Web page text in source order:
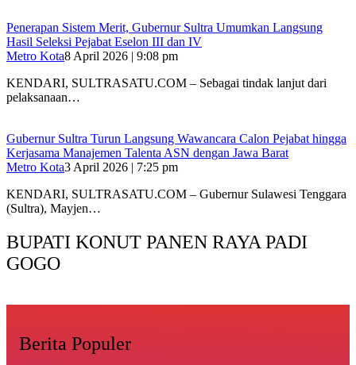
Penerapan Sistem Merit, Gubernur Sultra Umumkan Langsung
Hasil Seleksi Pejabat Eselon III dan IV
Metro Kota8 April 2026 | 9:08 pm
KENDARI, SULTRASATU.COM – Sebagai tindak lanjut dari
pelaksanaan…
Gubernur Sultra Turun Langsung Wawancara Calon Pejabat hingga
Kerjasama Manajemen Talenta ASN dengan Jawa Barat
Metro Kota3 April 2026 | 7:25 pm
KENDARI, SULTRASATU.COM – Gubernur Sulawesi Tenggara
(Sultra), Mayjen…
BUPATI KONUT PANEN RAYA PADI
GOGO
Berita Populer